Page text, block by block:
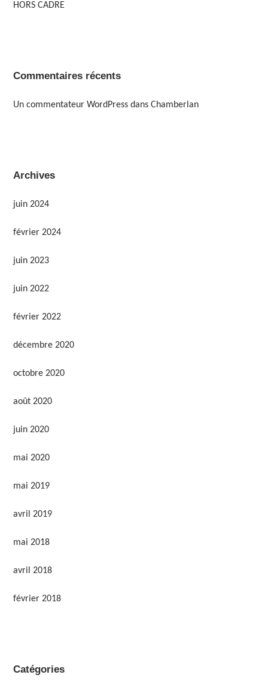
HORS CADRE
Commentaires récents
Un commentateur WordPress dans Chamberlan
Archives
juin 2024
février 2024
juin 2023
juin 2022
février 2022
décembre 2020
octobre 2020
août 2020
juin 2020
mai 2020
mai 2019
avril 2019
mai 2018
avril 2018
février 2018
Catégories